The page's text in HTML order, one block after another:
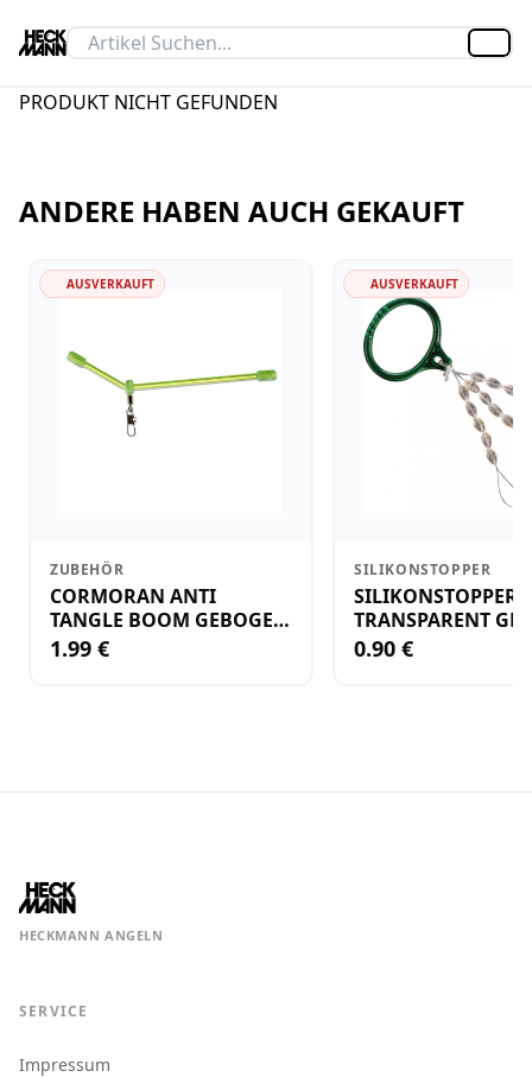
PRODUKT NICHT GEFUNDEN
ANDERE HABEN AUCH GEKAUFT
AUSVERKAUFT
ZUBEHÖR
CORMORAN ANTI
TANGLE BOOM GEBOGEN
12CM M.WIRBEL(PLASTIK)
1.99 €
AUSVERKAUFT
SILIKONSTOPPER
SILIKONSTOPPER
TRANSPARENT
KLEIN
0.90 €
HECKMANN ANGELN
SERVICE
Impressum